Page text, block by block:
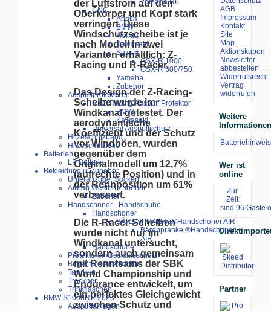
Yamaha R6
CNC
Aprilia
BMW
Honda
Kawasaki
Suzuki
GSX-R 1000
GSX-R 600/750
Yamaha
Zubehör
Auspuffprotektoren
R&G Racing Auspuff Protektor
BMW
Kawasaki
Universal Auspuffschutz
Hitzeschutzband
Hitzeschutzfolie
Batterien
LP Batterie
Bekleidung u. Zubehör
Unteranzüge, Socken
Airbag Westen Zubehör
Zubehör
Handschoner-, Handschuhe
Handschoner
BÄRENPRANKE®Handschoner AIR
Bärenpranke ®Handschoner
AIR
Handschuhe
Protektoren/Gesichtsschutz
Bügel für Lederkombi
Taschen
Trockner
Trinkflaschen
BMW S1000RR 2023-
Auspuffanlagen
der Luftstrom auf den
Oberkörper und Kopf stark
verringert. Diese
Windschutzscheibe ist je
nach Modell in zwei
Varianten erhältlich: Z-
Racing und R-Racer.
Das Design der Z-Racing-
Scheibe wurde im
Windkanal getestet. Der
aerodynamische
Koeffizient und der Schutz
vor Windböen, wurden
gegenüber dem
Originalmodell um 12,7%
(aufrechte Position) und in
der Rennposition um 61%
verbessert.
Die R-Racer-Scheiben
wurde nicht nur im
Windkanal untersucht,
sondern auch gemeinsam
mit Rennteams der SBK
World Championship und
Endurance entwickelt, um
ein perfektes Gleichgewicht
zwischen Schutz und
AGB
Impressum
Kontakt
Site
Map
Aktionskupon
Newsletter
abbestellen
Widerrufsrecht
Vertrag
widerrufen
Weitere
Batteriehinweis
Wer ist
online
Zur
Zeit
sind 96 Gäste
Partner